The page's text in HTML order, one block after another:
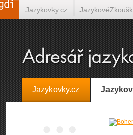
Jazykovky.cz
Jazykovky.cz
Španělština on-line Italština